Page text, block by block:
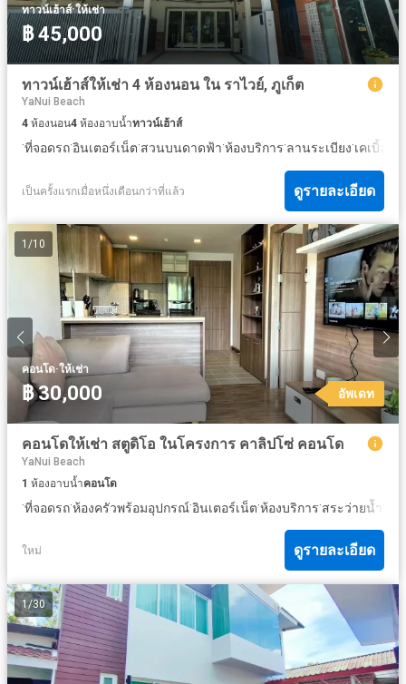
ทาวน์เฮ้าส์·ให้เช่า
฿ 45,000
ทาวน์เฮ้าส์ให้เช่า 4 ห้องนอน ใน ราไวย์, ภูเก็ต
YaNui Beach
4 ห้องนอน4 ห้องอาบน้ำทาวน์เฮ้าส์
·ที่จอดรถ·อินเตอร์เน็ต·สวนบนดาดฟ้า·ห้องบริการ·ลานระเบียง·เคเบิ้ลวิ
เป็นครั้งแรกเมื่อหนึ่งเดือนกว่าที่แล้ว ดูรายละเอียด
1 /10
คอนโด·ให้เช่า
฿ 30,000 อัพเดท
คอนโดให้เช่า สตูดิโอ ในโครงการ คาลิปโซ่ คอนโด
YaNui Beach
1 ห้องอาบน้ำคอนโด
·ที่จอดรถ·ห้องครัวพร้อมอุปกรณ์·อินเตอร์เน็ต·ห้องบริการ·สระว่ายน้ำ
ใหม่ ดูรายละเอียด
1/30